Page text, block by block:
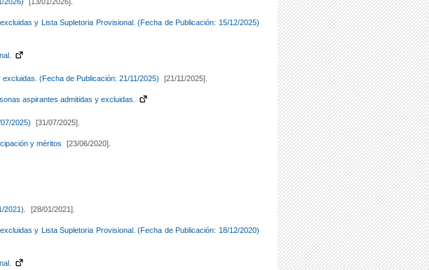
y Lista Supletoria Provisional. (Fecha de Publicación: 15/12/2025)
(Fecha de Publicación: 21/11/2025) [21/11/2025].
aspirantes admitidas y excluidas.
2025) [31/07/2025].
y méritos [23/06/2020].
2021). [28/01/2021].
y Lista Supletoria Provisional. (Fecha de Publicación: 18/12/2020)